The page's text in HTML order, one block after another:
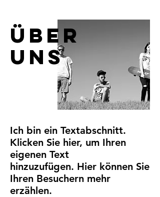
ÜBER
UNS
Ich bin ein Textabschnitt.
Klicken Sie hier, um Ihren
eigenen Text
hinzuzufügen. Hier können Sie
Ihren Besuchern mehr
erzählen.